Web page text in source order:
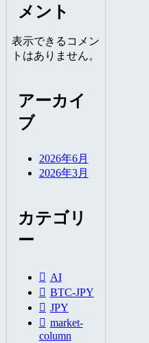
メント
表示できるコメン
トはありません。
アーカイ
ブ
2026年6月
2026年3月
カテゴリ
ー
AI
BTC-JPY
JPY
market-
column